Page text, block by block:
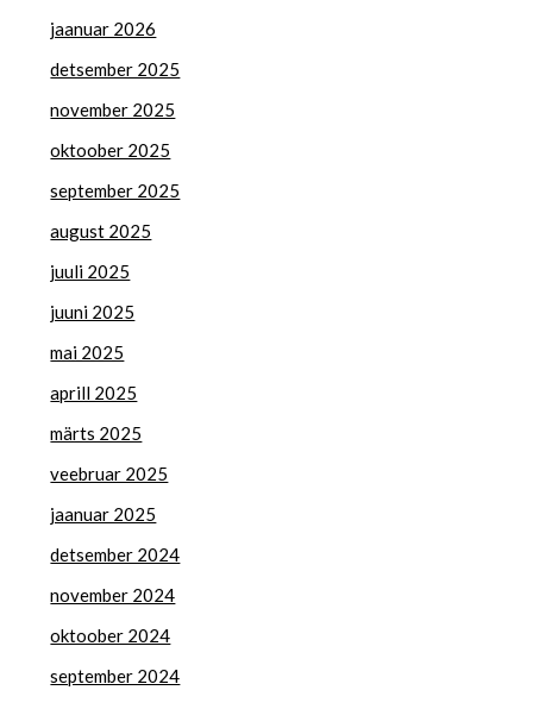
jaanuar 2026
detsember 2025
november 2025
oktoober 2025
september 2025
august 2025
juuli 2025
juuni 2025
mai 2025
aprill 2025
märts 2025
veebruar 2025
jaanuar 2025
detsember 2024
november 2024
oktoober 2024
september 2024